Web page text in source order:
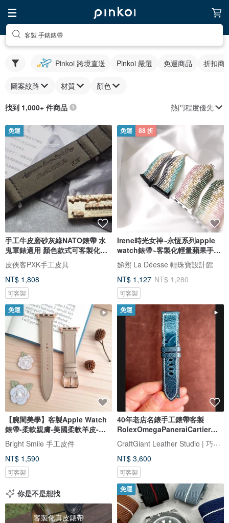
客製 手錶錶帶
Pinkoi 跨境直送 Pinkoi 嚴選 免運商品 折扣商
圖案紋路 材質 顏色
找到 1,000+ 件商品 熱門程度優先
免運
手工牛皮磨砂灰綠NATO錶帶 水
鬼軍錶適用 顏色款式可客製化可
刻字
皮俠客PXK手工皮具
NT$ 1,808
可客製
免運 88 折
Irene時光女神~永恆系列apple
watch錶帶~客製化輕量蘋果手錶
錶帶
娣熙 La Déesse 輕珠寶設計館
NT$ 1,127 NT$ 1,280
可客製
免運
【腕間美學】客製Apple Watch
錶帶-柔軟親膚-美國柔軟羊皮-米
杏色
Bright Smile 手工皮件
NT$ 1,590
可客製
免運
40年老店名錶手工錶帶客製
RolexOmegaPaneraiCartier各
品牌請私訊
CraftGiant Leather Studio | 巧將手工皮雕工坊
NT$ 3,600
可客製
你是不是想找
客製化真皮錶帶
免運